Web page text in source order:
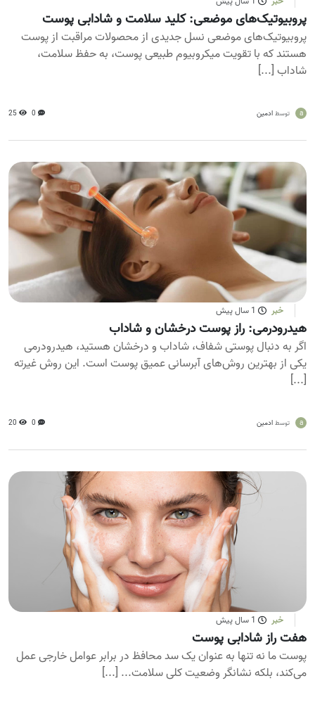
پروبیوتیک‌های موضعی: کلید سلامت و شادابی پوست
پروبیوتیک‌های موضعی نسل جدیدی از محصولات مراقبت از پوست
هستند که با تقویت میکروبیوم طبیعی پوست، به حفظ سلامت،
شاداب [...]
a توسط ادمین 0
25
خبر 1 سال پیش
هیدرودرمی: راز پوست درخشان و شاداب
اگر به دنبال پوستی شفاف، شاداب و درخشان هستید، هیدرودرمی
یکی از بهترین روش‌های آبرسانی عمیق پوست است. این روش غیرته
[...]
a توسط ادمین 0
20
خبر 1 سال پیش
هفت راز شادابی پوست
پوست ما نه تنها به عنوان یک سد محافظ در برابر عوامل خارجی عمل
می‌کند، بلکه نشانگر وضعیت کلی سلامت... [...]